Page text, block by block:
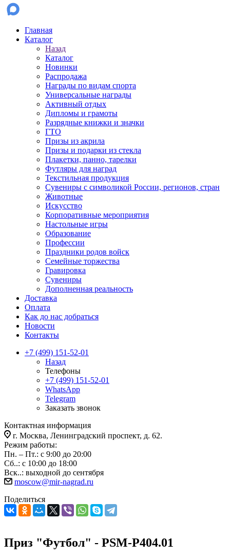
Главная
Каталог
Назад
Каталог
Новинки
Распродажа
Награды по видам спорта
Универсальные награды
Активный отдых
Дипломы и грамоты
Разрядные книжки и значки
ГТО
Призы из акрила
Призы и подарки из стекла
Плакетки, панно, тарелки
Футляры для наград
Текстильная продукция
Сувениры с символикой России, регионов, стран
Животные
Искусство
Корпоративные мероприятия
Настольные игры
Образование
Профессии
Праздники родов войск
Семейные торжества
Гравировка
Сувениры
Дополненная реальность
Доставка
Оплата
Как до нас добраться
Новости
Контакты
+7 (499) 151-52-01
Назад
Телефоны
+7 (499) 151-52-01
WhatsApp
Telegram
Заказать звонок
Контактная информация
г. Москва, Ленинградский проспект, д. 62.
Режим работы:
Пн. – Пт.: с 9:00 до 20:00
Сб..: с 10:00 до 18:00
Вск..: выходной до сентября
moscow@mir-nagrad.ru
Поделиться
Приз "Футбол" - PSM-P404.01